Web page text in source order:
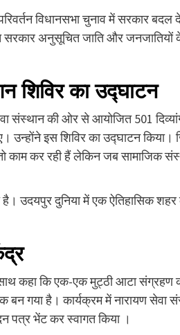
विधानसभा चुनाव में सरकार
अनुसूचित जाति और जनजातियों
शिविर का उद्घाटन
संस्थान की ओर से आयोजित 501
इस शिविर का उद्घाटन किया।
तो काम कर रही हैं लेकिन जब सामाजिक
है। उदयपुर दुनिया में एक ऐतिहासिक
कहा कि एक-एक मुट्ठी आटा संग्रहण
बन गया है। कार्यक्रम में नारायण
पत्र भेंट कर स्वागत किया ।